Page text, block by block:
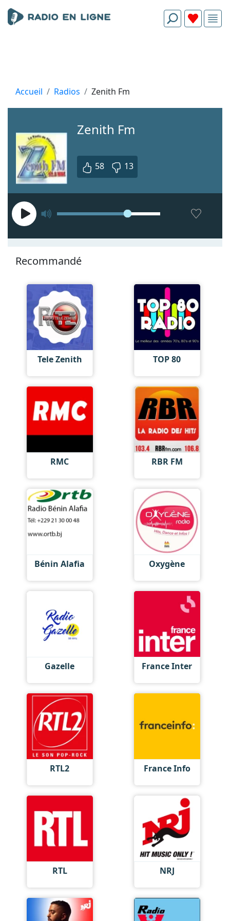
Accueil Radios Zenith Fm
Zenith Fm
58 13
Recommandé
Tele Zenith TOP 80
RMC RBR FM
Bénin Alafia Oxygène
Gazelle France Inter
RTL2 France Info
RTL NRJ